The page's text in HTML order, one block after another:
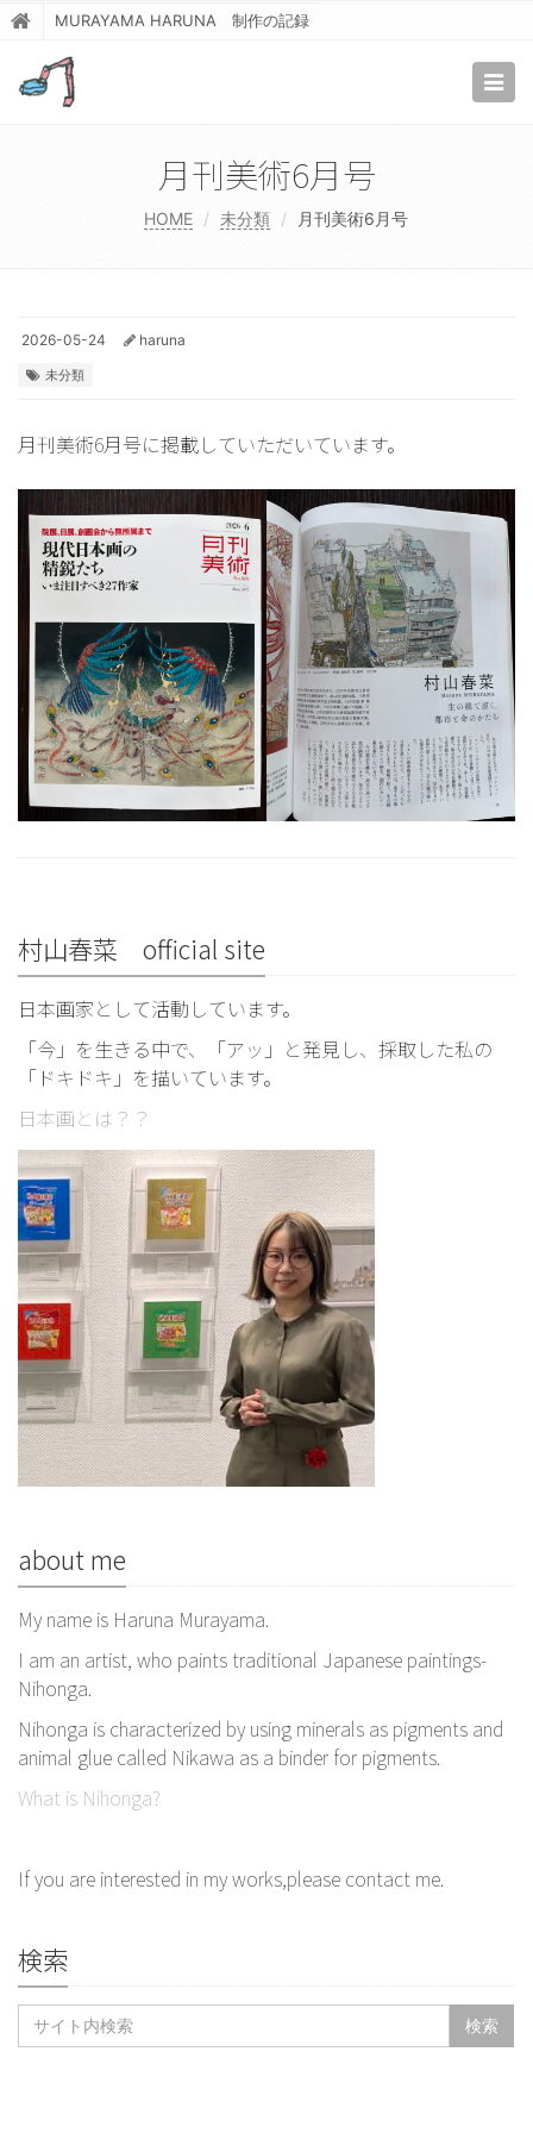
MURAYAMA HARUNA 制作の記録
月刊美術6月号
HOME 未分類 月刊美術6月号
2026-05-24 haruna
未分類
月刊美術6月号に掲載していただいています。
村山春菜 official site
日本画家として活動しています。
「今」を生きる中で、「アッ」と発見し、採取した私の
「ドキドキ」を描いています。
日本画とは？？
about me
My name is Haruna Murayama.
I am an artist, who paints traditional Japanese paintings-
Nihonga.
Nihonga is characterized by using minerals as pigments and
animal glue called Nikawa as a binder for pigments.
What is Nihonga?
If you are interested in my works,please contact me.
検索